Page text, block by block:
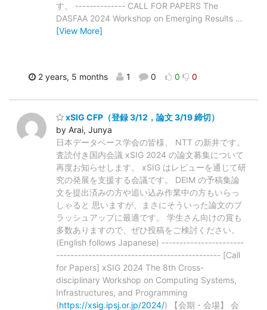
す。 -------------- CALL FOR PAPERS The
DASFAA 2024 Workshop on Emerging Results …
[View More]
2 years, 5 months 1 0 0 0
xSIG CFP（登録 3/12，論文 3/19 締切）
by Arai, Junya
日本データベース学会の皆様、 NTT の新井です。
査読付き国内会議 xSIG 2024 の論文募集について
再度お知らせします。 xSIG はレビューを通じて研
究の発展を支援する会議です。 DEIM の予稿集論
文を提出済みの方や追い込み作業中の方もいらっ
しゃると 思いますが、まさにそういった論文のブ
ラッシュアップに最適です。 学生さん向けの賞も
多数ありますので、ぜひ投稿をご検討ください。
(English follows Japanese) -----------------------
---------------------------------------------- [Call
for Papers] xSIG 2024 The 8th Cross-
disciplinary Workshop on Computing Systems,
Infrastructures, and Programming
(https://xsig.ipsj.or.jp/2024/) 【会期・会場】 会